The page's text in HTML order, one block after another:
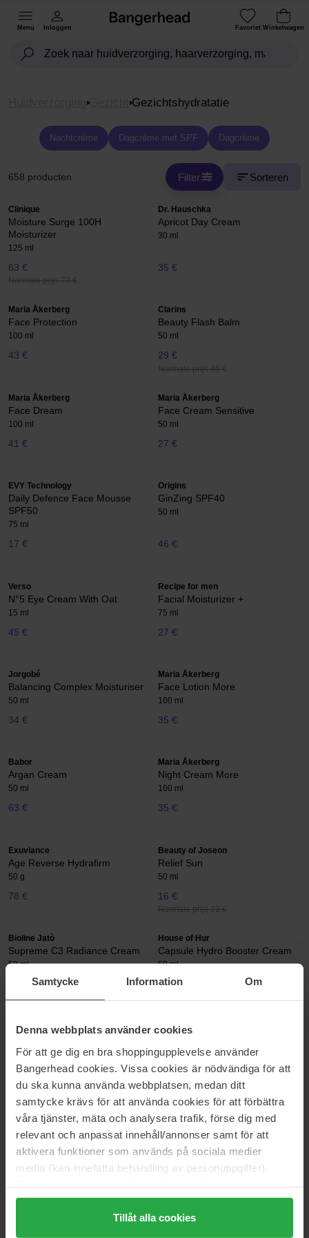
Samtycke Information Om
Denna webbplats använder cookies
För att ge dig en bra shoppingupplevelse använder
Bangerhead cookies. Vissa cookies är nödvändiga för att
du ska kunna använda webbplatsen, medan ditt
samtycke krävs för att använda cookies för att förbättra
våra tjänster, mäta och analysera trafik, förse dig med
relevant och anpassat innehåll/annonser samt för att
aktivera funktioner som används på sociala medier
media (kan innefatta behandling av personuppgifter).
Genom att trycka på "Tillåt alla cookies" accepterar du
alla cookies, medan du under "Detaljer" kan anpassa
användningen av cookies. Du kan när som helst återkalla
Tillåt alla cookies
Menu Inloggen Favoriet Winkelwagen
Gezicht Gezichtshydratatie
Nachtcrème Dagcrème met SPF Dagcrème
658 producten Filter Sorteren
Clinique
Moisture Surge 100H
Moisturizer
125 ml
63 €
Normale prijs 73 €
Dr. Hauschka
Apricot Day Cream
30 ml
35 €
Maria Åkerberg
Face Protection
100 ml
43 €
Clarins
Beauty Flash Balm
50 ml
29 €
Normale prijs 46 €
Maria Åkerberg
Face Dream
100 ml
41 €
Maria Åkerberg
Face Cream Sensitive
50 ml
27 €
EVY Technology
Daily Defence Face Mousse
SPF50
75 ml
17 €
Origins
GinZing SPF40
50 ml
46 €
Verso
N°5 Eye Cream With Oat
15 ml
45 €
Recipe for men
Facial Moisturizer +
75 ml
27 €
Jorgobé
Balancing Complex Moisturiser
50 ml
34 €
Maria Åkerberg
Face Lotion More
100 ml
35 €
Babor
Argan Cream
50 ml
63 €
Maria Åkerberg
Night Cream More
100 ml
35 €
Exuviance
Age Reverse Hydrafirm
50 g
78 €
Beauty of Joseon
Relief Sun
50 ml
16 €
Normale prijs 23 €
Bioline Jatò
Supreme C3 Radiance Cream
50 ml
House of Hur
Capsule Hydro Booster Cream
50 ml
44 €
Hickap
Bedtime Magic Repairing Night
Cream
50 ml
35 €
Estée Lauder
Power Creme
75 ml
158 €
N°2 Balancing Day Cream With
Retinol 8
50 ml
N°3 Barrier Strengthening
Cream
40 ml